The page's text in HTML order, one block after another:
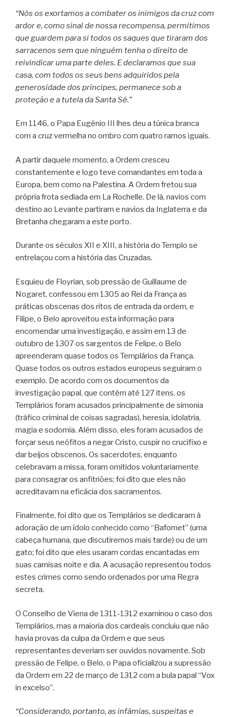
“Nós os exortamos a combater os inimigos da cruz com
ardor e, como sinal de nossa recompensa, permitimos
que guardem para si todos os saques que tiraram dos
sarracenos sem que ninguém tenha o direito de
reivindicar uma parte deles. E declaramos que sua
casa, com todos os seus bens adquiridos pela
generosidade dos príncipes, permanece sob a
proteção e a tutela da Santa Sé.”
Em 1146, o Papa Eugênio III lhes deu a túnica branca
com a cruz vermelha no ombro com quatro ramos iguais.
A partir daquele momento, a Ordem cresceu
constantemente e logo teve comandantes em toda a
Europa, bem como na Palestina. A Ordem fretou sua
própria frota sediada em La Rochelle. De lá, navios com
destino ao Levante partiram e navios da Inglaterra e da
Bretanha chegaram a este porto.
Durante os séculos XII e XIII, a história do Templo se
entrelaçou com a história das Cruzadas.
Esquieu de Floyrian, sob pressão de Guillaume de
Nogaret, confessou em 1305 ao Rei da França as
práticas obscenas dos ritos de entrada da ordem, e
Filipe, o Belo aproveitou esta informação para
encomendar uma investigação, e assim em 13 de
outubro de 1307 os sargentos de Felipe, o Belo
apreenderam quase todos os Templários da França.
Quase todos os outros estados europeus seguiram o
exemplo. De acordo com os documentos da
investigação papal, que contêm até 127 itens, os
Templários foram acusados principalmente de simonia
(tráfico criminal de coisas sagradas), heresia, idolatria,
magia e sodomia. Além disso, eles foram acusados de
forçar seus neófitos a negar Cristo, cuspir no crucifixo e
dar beijos obscenos. Os sacerdotes, enquanto
celebravam a missa, foram omitidos voluntariamente
para consagrar os anfitriões; foi dito que eles não
acreditavam na eficácia dos sacramentos.
Finalmente, foi dito que os Templários se dedicaram à
adoração de um ídolo conhecido como “Bafomet” (uma
cabeça humana, que discutiremos mais tarde) ou de um
gato; foi dito que eles usaram cordas encantadas em
suas camisas noite e dia. A acusação representou todos
estes crimes como sendo ordenados por uma Regra
secreta.
O Conselho de Viena de 1311-1312 examinou o caso dos
Templários, mas a maioria dos cardeais concluiu que não
havia provas da culpa da Ordem e que seus
representantes deveriam ser ouvidos novamente. Sob
pressão de Felipe, o Belo, o Papa oficializou a supressão
da Ordem em 22 de março de 1312 com a bula papal “Vox
in excelso”.
“Considerando, portanto, as infâmias, suspeitas e